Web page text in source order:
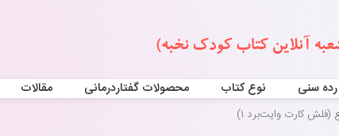
رده سنی نوع کتاب محصولات گفتاردرمانی مقالات
کارت وایت‌برد ۱)